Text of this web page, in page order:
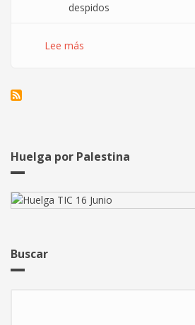
despidos
Lee más
que
Huelga por Palestina
Buscar